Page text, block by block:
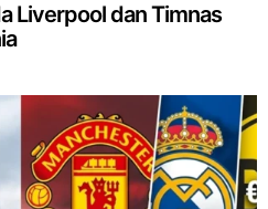
Liverpool dan Timnas